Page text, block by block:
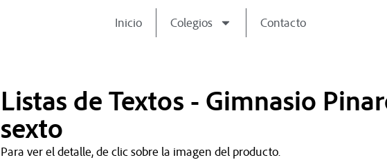
Inicio Colegios Contacto
Listas de Textos - Gimnasio
sexto
Para ver el detalle, de clic sobre la imagen del producto.